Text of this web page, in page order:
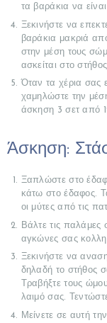
ΑΡΧΙΚΉ
ΣΧΕΤΙΚΆ
ΜΕ
ΕΜΆΣ
ΓΝΩΡΊΣΤΕ
ΓΙΑΤΡΟΎΣ
ΜΑΣ
BLOG
τα βαράκια να
Ξεκινήστε να
βαράκια μακριά
στην μέση τους
ασκείται στο
Όταν τα χέρια σας
χαμηλώστε την
άσκηση 3 σετ από
Άσκηση:
Ξαπλώστε στο
κάτω στο έδαφος.
οι μύτες από τις
Βάλτε τις
αγκώνες σας
Ξεκινήστε να
δηλαδή το στήθος
Τραβήξτε τους
λαιμό σας.
Μείνετε σε αυτή